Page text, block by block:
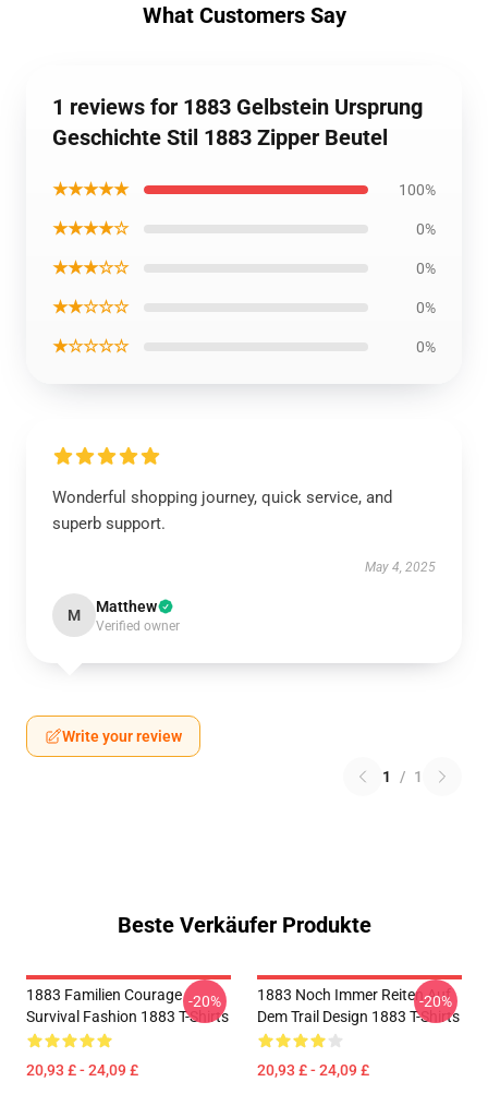
What Customers Say
1 reviews for 1883 Gelbstein Ursprung
Geschichte Stil 1883 Zipper Beutel
★★★★★ 100%
★★★★☆ 0%
★★★☆☆ 0%
★★☆☆☆ 0%
★☆☆☆☆ 0%
Wonderful shopping journey, quick service, and
superb support.
May 4, 2025
M Matthew
Verified owner
Write your review
1 / 1
Beste Verkäufer Produkte
1883 Familien Courage
Survival Fashion 1883 T-Shirts
20,93 £ - 24,09 £
-20%
1883 Noch Immer Reiten Auf
Dem Trail Design 1883 T-Shirts
20,93 £ - 24,09 £
-20%